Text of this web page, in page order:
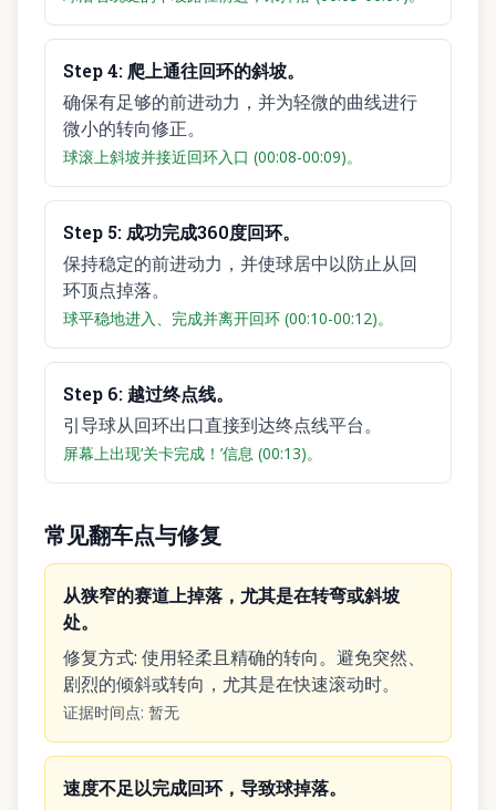
Step4: 爬上通往回环的斜坡。
确保有足够的前进动力，并为轻微的曲线进行
微小的转向修正。
球滚上斜坡并接近回环入口 (00:08-00:09)。
Step 5: 成功完成360度回环。
保持稳定的前进动力，并使球居中以防止从回
环顶点掉落。
球平稳地进入、完成并离开回环 (00:10-00:12)。
Step 6: 越过终点线。
引导球从回环出口直接到达终点线平台。
屏幕上出现‘关卡完成！’信息 (00:13)。
常见翻车点与修复
从狭窄的赛道上掉落，尤其是在转弯或斜坡
处。
修复方式: 使用轻柔且精确的转向。避免突然、
剧烈的倾斜或转向，尤其是在快速滚动时。
证据时间点: 暂无
速度不足以完成回环，导致球掉落。